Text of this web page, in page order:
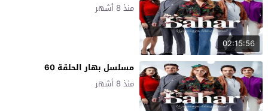
02:15:56
منذ 8 أشهر
مسلسل بهار الحلقة 60
منذ 8 أشهر